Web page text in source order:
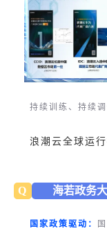
持续训练、持续
浪潮云全球运
Q 海若政务
国家政策驱动：